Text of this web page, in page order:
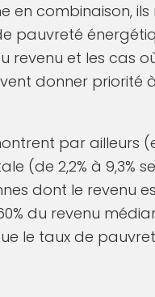
en combinaison,
pauvreté
et les cas
donner priorité
par ailleurs
(de 2,2% à 9,3%
dont le revenu
du revenu
le taux de